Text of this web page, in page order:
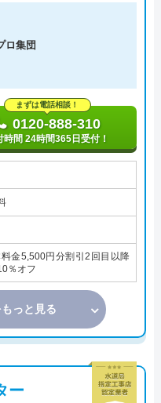
ロ集団
まずは電話相談！
0120-888-310
時間 24時間365日受付！
金5,500円分割引2回目以降
％オフ
っと見る
ー